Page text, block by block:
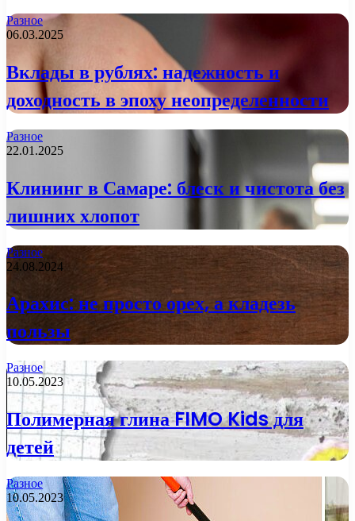
Разное
06.03.2025
Вклады в рублях: надежность и
доходность в эпоху неопределенности
Разное
22.01.2025
Клининг в Самаре: блеск и чистота без
лишних хлопот
Разное
24.08.2024
Арахис: не просто орех, а кладезь
пользы
Разное
10.05.2023
Полимерная глина FIMO Kids для
детей
Разное
10.05.2023